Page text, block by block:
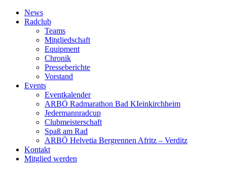
News
Radclub
Teams
Mitgliedschaft
Equipment
Chronik
Presseberichte
Vorstand
Events
Eventkalender
ARBÖ Radmarathon Bad KIeinkirchheim
Jedermannradcup
Clubmeisterschaft
Spaß am Rad
ARBÖ Helvetia Bergrennen Afritz – Verditz
Kontakt
Mitglied werden